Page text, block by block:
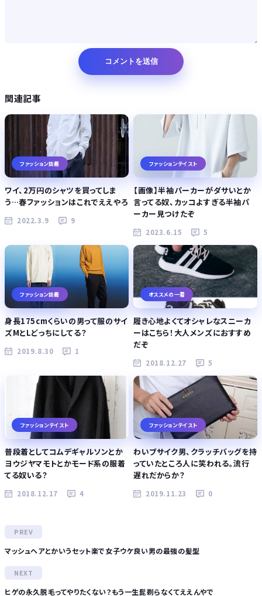
関連記事
ファッション談義
ワイ、2万円のシャツを買ってしま
う…春ファッションはこれでええやろ
2022.3.9 9
ファッションテイスト
【画像】半袖パーカーがダサいとか
言ってる奴、カッコよすぎる半袖パ
ーカー見つけたぞ
2023.6.15 5
ファッション談義
身長175cmくらいの男って服のサイ
ズMとLどっちにしてる？
2019.8.30 1
オススメの一着
履き心地よくてオシャレなスニーカ
ーはこちら！大人メンズにおすすめ
だぞ
2018.12.27 5
ファッションテイスト
普段着としてコムデギャルソンとか
ヨウジヤマモトとかモード系の服着
てる奴いる？
2018.12.17 4
ファッションテイスト
わいブサイク男、クラッチバッグを持
っていたところ人に笑われる。流行
遅れだからか？
2019.11.23 0
マッシュヘアとかいうセット楽で女子ウケ良い男の最強の髪型
ヒゲの永久脱毛ってやりたくない？もう一生髭剃らなくてええんやで